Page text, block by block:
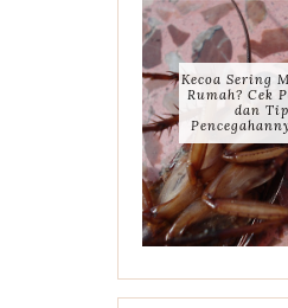
Kecoa Sering
Rumah? Cek
dan